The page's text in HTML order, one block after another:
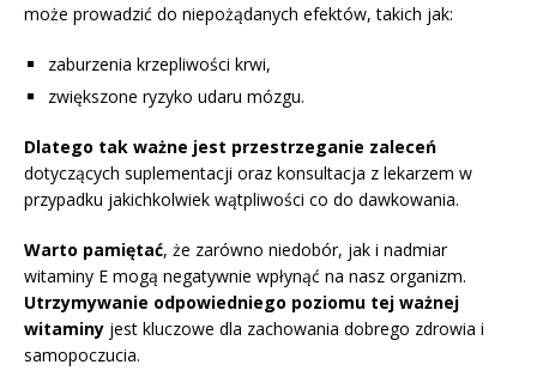
może prowadzić do niepożądanych efektów, takich jak:
zaburzenia krzepliwości krwi,
zwiększone ryzyko udaru mózgu.
Dlatego tak ważne jest przestrzeganie zaleceń
dotyczących suplementacji oraz konsultacja z lekarzem w
przypadku jakichkolwiek wątpliwości co do dawkowania.
Warto pamiętać, że zarówno niedobór, jak i nadmiar
witaminy E mogą negatywnie wpłynąć na nasz organizm.
Utrzymywanie odpowiedniego poziomu tej ważnej
witaminy jest kluczowe dla zachowania dobrego zdrowia i
samopoczucia.